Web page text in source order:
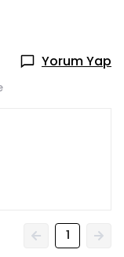
Yorum Yap
1